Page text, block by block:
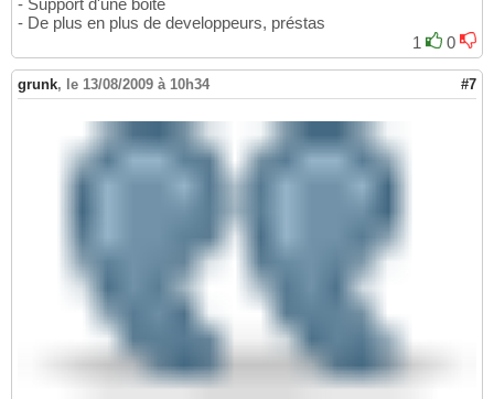
- Support d'une boite
- De plus en plus de developpeurs, préstas
1
0
grunk, le 13/08/2009 à 10h34 #7